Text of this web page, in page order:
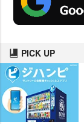
PICK UP